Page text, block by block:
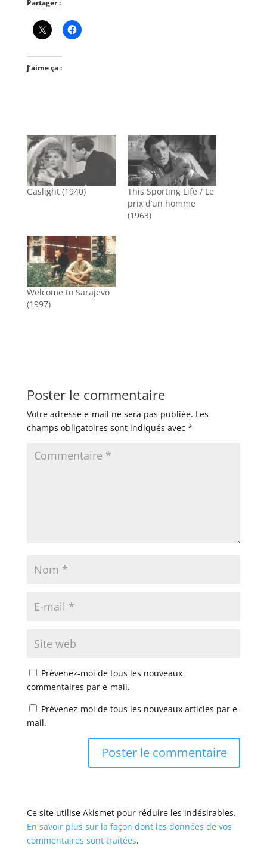
Partager :
J’aime ça :
Gaslight (1940)
This Sporting Life / Le
prix d’un homme
(1963)
Welcome to Sarajevo
(1997)
Poster le commentaire
Votre adresse e-mail ne sera pas publiée. Les
champs obligatoires sont indiqués avec *
Prévenez-moi de tous les nouveaux
commentaires par e-mail.
Prévenez-moi de tous les nouveaux articles par e-
mail.
Ce site utilise Akismet pour réduire les indésirables.
En savoir plus sur la façon dont les données de vos
commentaires sont traitées.